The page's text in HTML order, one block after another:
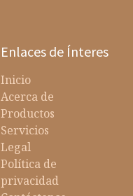
Enlaces de Ínteres
Inicio
Acerca de
Productos
Servicios
Legal
Política de
privacidad